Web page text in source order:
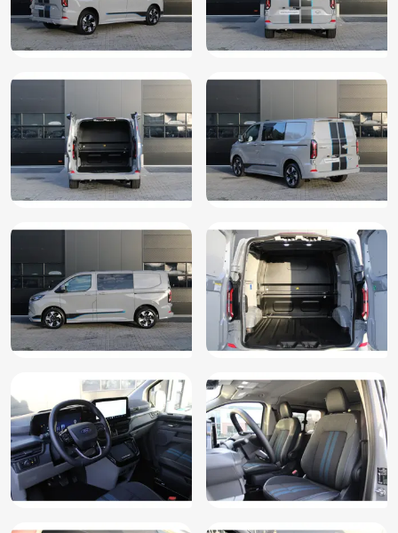
Uitstelbare zijruiten achter
Verkeersbord detectie
Volledig digitaal instrumentenpaneel
WiFi
Zijschuifdeur rechts